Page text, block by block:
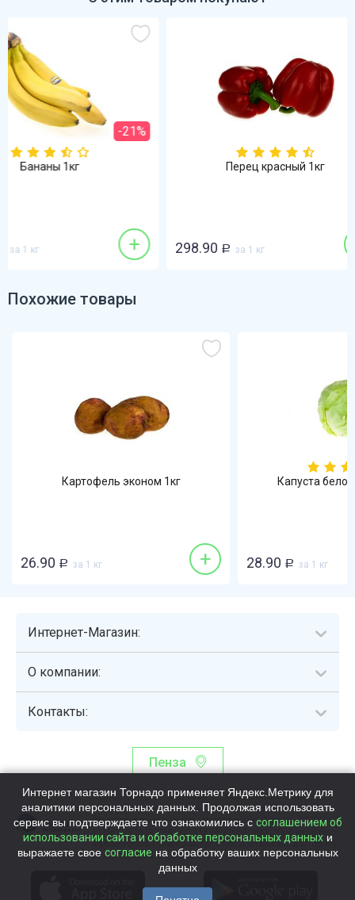
298.90 за 1 кг +
Томат
89.99
Похожие товары
Картофель эконом 1кг
26.90 Р за 1 кг +
Капуста
28.90 Р за 1 кг
Интернет-Магазин:
О компании:
Контакты:
Пенза
Торнадо - интернет-гипермаркет, осуществляющий сборку,
выдачу и доставку готовых наборов продуктов питания.
Общество с ограниченной ответственностью «Торнадо» (ОГРН
1115837002819, ИНН/КПП 5837047684/583701001, юр. адрес:
440058, Россия, Пензенская обл., г. Пенза, ул.Бийская, д.1Г, оф.17)
Номер телефона +78003339713
Интернет магазин Торнадо применяет Яндекс.Метрику для
аналитики персональных данных. Продолжая использовать
сервис вы подтверждаете что ознакомились с соглашением об
использовании сайта и обработке персональных данныхи
выражаете свое согласие на обработку ваших персональных
данных